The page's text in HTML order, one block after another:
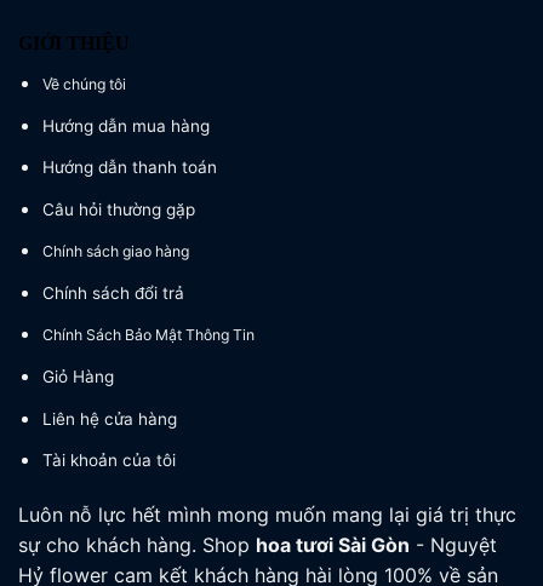
GIỚI THIỆU
Về chúng tôi
Hướng dẫn mua hàng
Hướng dẫn thanh toán
Câu hỏi thường gặp
Chính sách giao hàng
Chính sách đổi trả
Chính Sách Bảo Mật Thông Tin
Giỏ Hàng
Liên hệ cửa hàng
Tài khoản của tôi
Luôn nỗ lực hết mình mong muốn mang lại giá trị thực
sự cho khách hàng. Shop hoa tươi Sài Gòn - Nguyệt
Hỷ flower cam kết khách hàng hài lòng 100% về sản